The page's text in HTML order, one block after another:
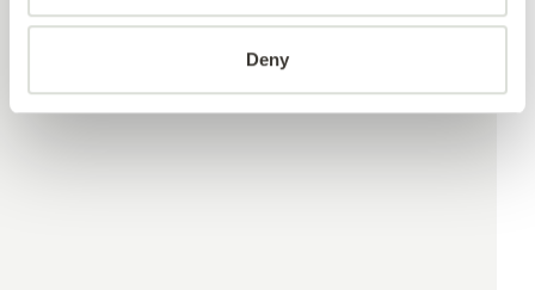
Deny